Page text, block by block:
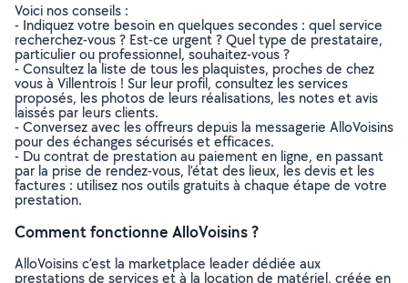
Voici nos conseils :
- Indiquez votre besoin en quelques secondes : quel service
recherchez-vous ? Est-ce urgent ? Quel type de prestataire,
particulier ou professionnel, souhaitez-vous ?
- Consultez la liste de tous les plaquistes, proches de chez
vous à Villentrois ! Sur leur profil, consultez les services
proposés, les photos de leurs réalisations, les notes et avis
laissés par leurs clients.
- Conversez avec les offreurs depuis la messagerie AlloVoisins
pour des échanges sécurisés et efficaces.
- Du contrat de prestation au paiement en ligne, en passant
par la prise de rendez-vous, l’état des lieux, les devis et les
factures : utilisez nos outils gratuits à chaque étape de votre
prestation.
Comment fonctionne AlloVoisins ?
AlloVoisins c’est la marketplace leader dédiée aux
prestations de services et à la location de matériel, créée en